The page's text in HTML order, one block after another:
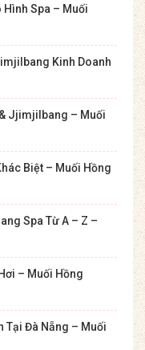
Spa – Muối
Kinh Doanh
Jjimjilbang – Muối
Biệt – Muối Hồng
Spa Từ A – Z –
– Muối Hồng
Tại Đà Nẵng – Muối